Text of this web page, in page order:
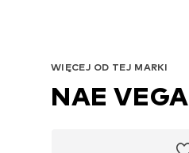
WIĘCEJ OD TEJ MARKI
NAE